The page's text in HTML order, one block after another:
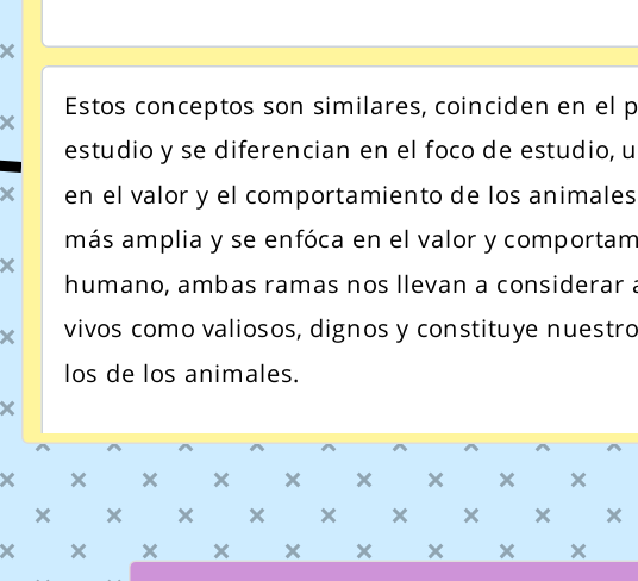
Estos conceptos son similares, coinciden en el
estudio y se diferencian en el foco de estudio,
en el valor y el comportamiento de los
más amplia y se enfóca en el valor y
humano, ambas ramas nos llevan a considerar
vivos como valiosos, dignos y constituye
los de los animales.